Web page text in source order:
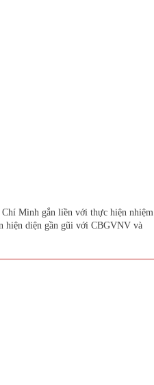
Minh gắn liền với thực hiện nhiệm
hiện diện gần gũi với CBGVNV và